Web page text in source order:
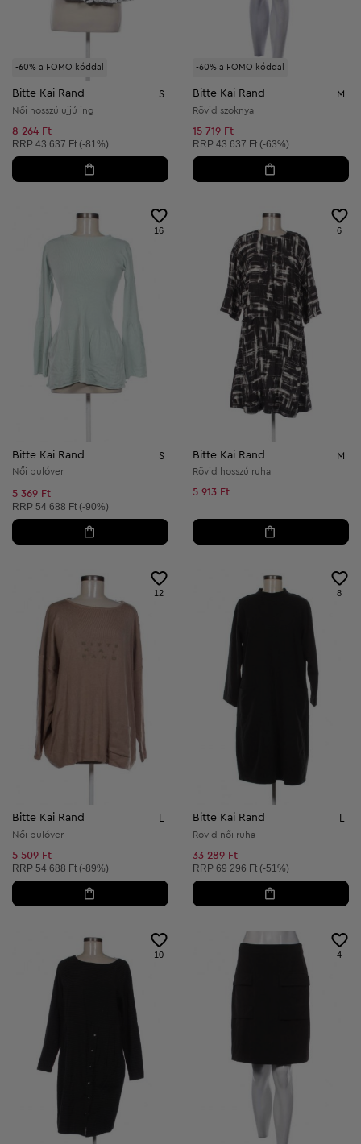
-60% a FOMO kóddal
Bitte Kai Rand S
Női hosszú ujjú ing
8 264 Ft
Ajánlott ár:
RRP 43 637 Ft (-81%)
-60% a FOMO kóddal
Bitte Kai Rand M
Rövid szoknya
15 719 Ft
Ajánlott ár:
RRP 43 637 Ft (-63%)
16
Bitte Kai Rand S
Női pulóver
5 369 Ft
Ajánlott ár:
RRP 54 688 Ft (-90%)
6
Bitte Kai Rand M
Rövid hosszú ruha
5 913 Ft
12
Bitte Kai Rand L
Női pulóver
5 509 Ft
Ajánlott ár:
RRP 54 688 Ft (-89%)
8
Bitte Kai Rand L
Rövid női ruha
33 289 Ft
Ajánlott ár:
RRP 69 296 Ft (-51%)
10 4